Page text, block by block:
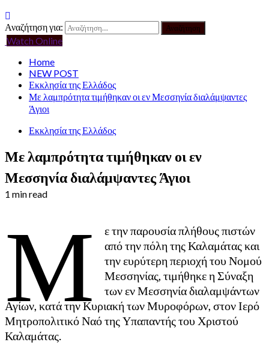
Αναζήτηση για:
Watch Online
Home
NEW POST
Εκκλησία της Ελλάδος
Με λαμπρότητα τιμήθηκαν οι εν Μεσσηνία διαλάμψαντες
Άγιοι
Εκκλησία της Ελλάδος
Με λαμπρότητα τιμήθηκαν οι εν
Μεσσηνία διαλάμψαντες Άγιοι
1 min read
Μ
ε την παρουσία πλήθους πιστών
από την πόλη της Καλαμάτας και
την ευρύτερη περιοχή του Νομού
Μεσσηνίας, τιμήθηκε η Σύναξη
των εν Μεσσηνία διαλαμψάντων
Αγίων, κατά την Κυριακή των Μυροφόρων, στον Ιερό
Μητροπολιτικό Ναό της Υπαπαντής του Χριστού
Καλαμάτας.